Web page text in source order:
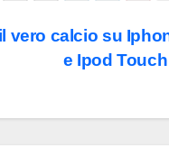
vero calcio su
e Ipod